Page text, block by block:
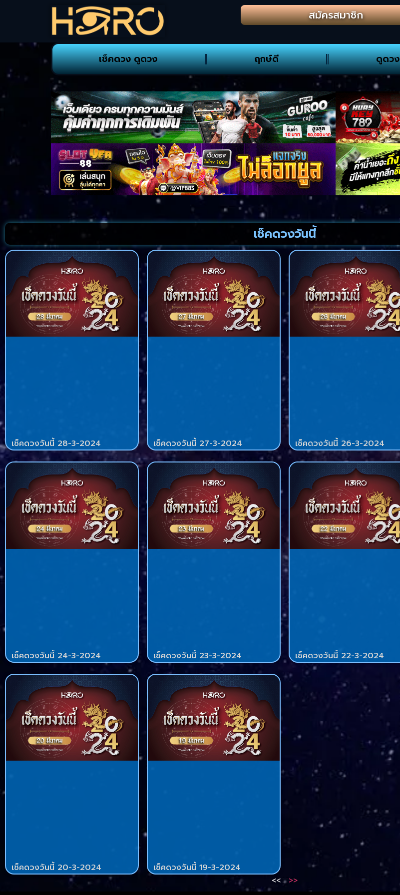
สมัครสมาชิก
เช็คดวง ดูดวง ฤกษ์ดี ดูดวง
เช็คดวงวันนี้
เช็คดวงวันนี้ 28-3-2024 เช็คดวงวันนี้ 27-3-2024 เช็คดวงวันนี้ 26-3-2024
เช็คดวงวันนี้ 24-3-2024 เช็คดวงวันนี้ 23-3-2024 เช็คดวงวันนี้ 22-3-2024
เช็คดวงวันนี้ 20-3-2024
เช็คดวงวันนี้ 19-3-2024
<<
>>